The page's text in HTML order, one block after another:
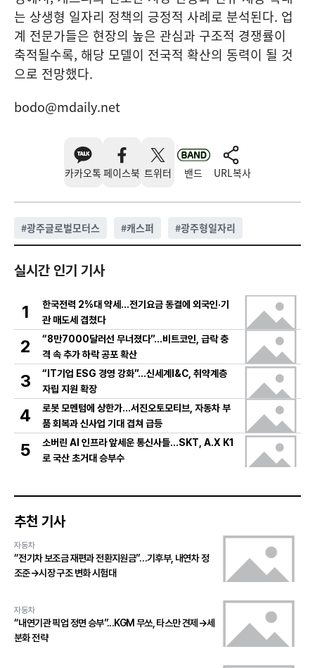
는 상생형 일자리 정책의 긍정적 사례로 분석된다. 업
계 전문가들은 현장의 높은 관심과 구조적 경쟁률이
축적될수록, 해당 모델이 전국적 확산의 동력이 될 것
으로 전망했다.
bodo@mdaily.net
카카오톡 페이스북 트위터 밴드 URL복사
#광주글로벌모터스 #캐스퍼 #광주형일자리
실시간 인기 기사
1
한국전력 2%대 약세…전기요금 동결에 외국인·기
관 매도세 겹쳤다
2
“8만7000달러선 무너졌다”…비트코인, 급락 충
격 속 추가 하락 공포 확산
3
“IT기업 ESG 경영 강화”…신세계I&C, 취약계층
자립 지원 확장
4
로봇 모멘텀에 상한가…서진오토모티브, 자동차 부
품 회복과 신사업 기대 겹쳐 급등
5
소버린 AI 인프라 앞세운 통신사들…SKT, A.X K1
로 국산 초거대 승부수
추천 기사
자동차
“전기차 보조금 재편과 전환지원금”…기후부, 내연차 정
조준→시장 구조 변화 시험대
자동차
“내연기관 픽업 정면 승부”...KGM 무쏘, 타스만 견제→세
분화 전략